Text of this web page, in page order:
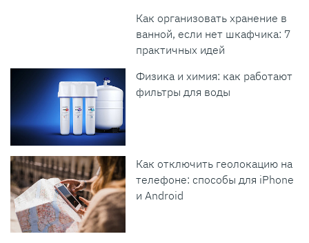
Как организовать хранение в
ванной, если нет шкафчика: 7
практичных идей
Физика и химия: как работают
фильтры для воды
Как отключить геолокацию на
телефоне: способы для iPhone
и Android